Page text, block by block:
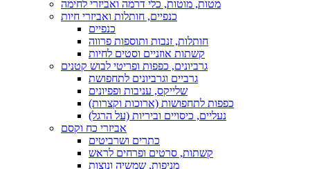
מטות, מוטות, כלי דרמה ואביזרי לחימה
כנפיים, חותלות ואביזרי חיות
כנפיים
חותלות, זנבות ותוספות פרווה
קשתות אוזניים וסטים לחיות
גרביונים, כפפות ופריטי לבוש קטנים
גרביים וגרביונים לתחפושת
שלייקס, עניבות ופפיונים
כפפות לתחפושות (ארוכות וקצרות)
נעליים, כיסויים וביריות (על הרגל)
אביזרי כח וקסם
כתרים ושרביטים
קשתות, סרטים ופרחים לראש
מניפות, שמשיה ונוצות